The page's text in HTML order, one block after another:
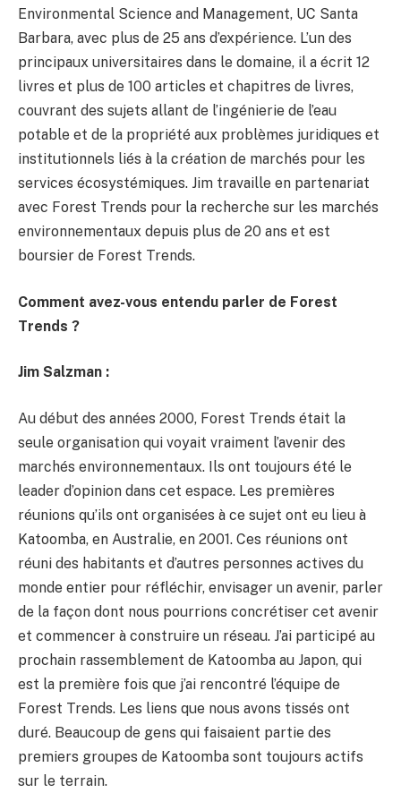
Environmental Science and Management, UC Santa
Barbara, avec plus de 25 ans d’expérience. L’un des
principaux universitaires dans le domaine, il a écrit 12
livres et plus de 100 articles et chapitres de livres,
couvrant des sujets allant de l’ingénierie de l’eau
potable et de la propriété aux problèmes juridiques et
institutionnels liés à la création de marchés pour les
services écosystémiques. Jim travaille en partenariat
avec Forest Trends pour la recherche sur les marchés
environnementaux depuis plus de 20 ans et est
boursier de Forest Trends.
Comment avez-vous entendu parler de Forest
Trends ?
Jim Salzman :
Au début des années 2000, Forest Trends était la
seule organisation qui voyait vraiment l’avenir des
marchés environnementaux. Ils ont toujours été le
leader d’opinion dans cet espace. Les premières
réunions qu’ils ont organisées à ce sujet ont eu lieu à
Katoomba, en Australie, en 2001. Ces réunions ont
réuni des habitants et d’autres personnes actives du
monde entier pour réfléchir, envisager un avenir, parler
de la façon dont nous pourrions concrétiser cet avenir
et commencer à construire un réseau. J’ai participé au
prochain rassemblement de Katoomba au Japon, qui
est la première fois que j’ai rencontré l’équipe de
Forest Trends. Les liens que nous avons tissés ont
duré. Beaucoup de gens qui faisaient partie des
premiers groupes de Katoomba sont toujours actifs
sur le terrain.